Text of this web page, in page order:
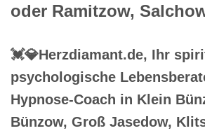
oder Ramitzow,
💓️💎Herzdiamant.de, Ihr
psychologische
Hypnose-Coach in Klein
Bünzow, Groß Jasedow,